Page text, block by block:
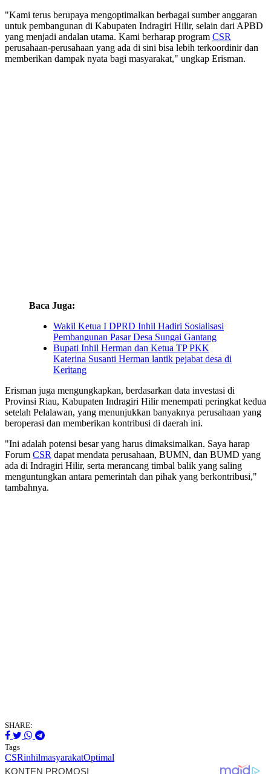
"Kami terus berupaya mengoptimalkan berbagai sumber anggaran
untuk pembangunan di Kabupaten Indragiri Hilir, selain dari APBD
yang menjadi andalan utama. Kami berharap program CSR
perusahaan-perusahaan yang ada di sini bisa lebih terkoordinir dan
memberikan dampak nyata bagi masyarakat," ungkap Erisman.
Baca Juga:
Wakil Ketua I DPRD Inhil Hadiri Sosialisasi
Pembangunan Pasar Desa Sungai Gantang
Bupati Inhil Herman dan Ketua TP PKK
Katerina Susanti Herman lantik pejabat desa di
Keritang
Erisman juga mengungkapkan, berdasarkan data investasi di
Provinsi Riau, Kabupaten Indragiri Hilir menempati peringkat kedua
setelah Pelalawan, yang menunjukkan banyaknya perusahaan yang
beroperasi dan memberikan kontribusi di daerah ini.
"Ini adalah potensi besar yang harus dimaksimalkan. Saya harap
Forum CSR dapat mendata perusahaan, BUMN, dan BUMD yang
ada di Indragiri Hilir, serta merancang timbal balik yang saling
menguntungkan antara pemerintah dan pihak yang berkontribusi,"
tambahnya.
SHARE:
Tags
CSRinhilmasyarakatOptimal